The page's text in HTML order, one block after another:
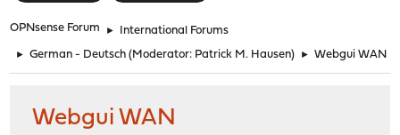
OPNsense Forum ► International Forums
► German - Deutsch (Moderator: Patrick M. Hausen) ► Webgui WAN
Webgui WAN